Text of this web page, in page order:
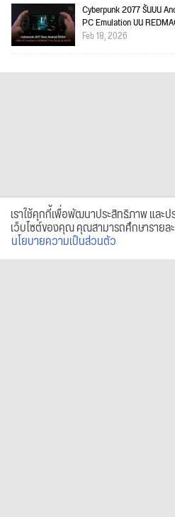
Cyberpunk 2077 รันบน
PC Emulation บน
Feb 18, 2026
เราใช้คุกกี้เพื่อพัฒนาประสิทธิภาพ และ
เว็บไซต์ของคุณ คุณสามารถศึกษารายล
นโยบายความเป็นส่วนตัว